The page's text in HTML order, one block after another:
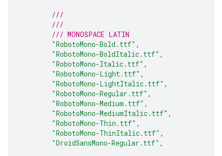
///
///
/// MONOSPACE LATIN
"RobotoMono-Bold.ttf" ,
"RobotoMono-BoldItalic.ttf" ,
"RobotoMono-Italic.ttf" ,
"RobotoMono-Light.ttf" ,
"RobotoMono-LightItalic.ttf" ,
"RobotoMono-Regular.ttf" ,
"RobotoMono-Medium.ttf" ,
"RobotoMono-MediumItalic.ttf" ,
"RobotoMono-Thin.ttf" ,
"RobotoMono-ThinItalic.ttf" ,
"DroidSansMono-Regular.ttf" ,